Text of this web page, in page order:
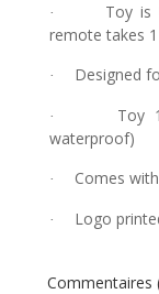
·
Toy is
remote takes
· Designed
·
Toy
waterproof)
· Comes
· Logo
Commentaires